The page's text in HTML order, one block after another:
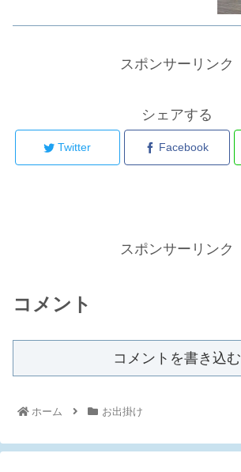
スポンサーリンク
シェアする
Twitter Facebook
スポンサーリンク
コメント
コメントを書き込む
ホーム お出掛け